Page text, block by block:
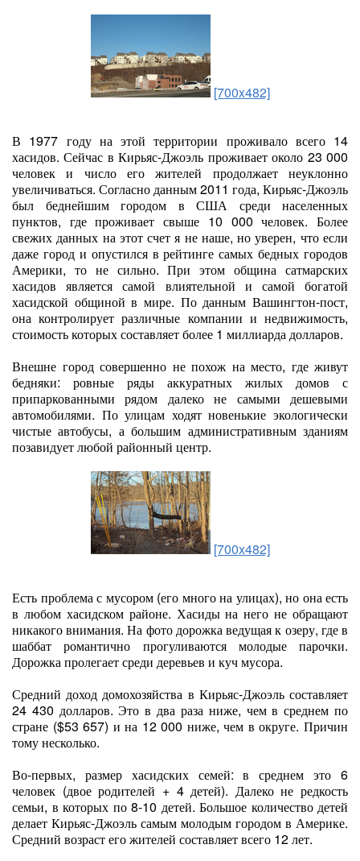
[700x482]
В 1977 году на этой территории проживало всего 14
хасидов. Сейчас в Кирьяс-Джоэль проживает около 23 000
человек и число его жителей продолжает неуклонно
увеличиваться. Согласно данным 2011 года, Кирьяс-Джоэль
был беднейшим городом в США среди населенных
пунктов, где проживает свыше 10 000 человек. Более
свежих данных на этот счет я не наше, но уверен, что если
даже город и опустился в рейтинге самых бедных городов
Америки, то не сильно. При этом община сатмарских
хасидов является самой влиятельной и самой богатой
хасидской общиной в мире. По данным Вашингтон-пост,
она контролирует различные компании и недвижимость,
стоимость которых составляет более 1 миллиарда долларов.
Внешне город совершенно не похож на место, где живут
бедняки: ровные ряды аккуратных жилых домов с
припаркованными рядом далеко не самыми дешевыми
автомобилями. По улицам ходят новенькие экологически
чистые автобусы, а большим административным зданиям
позавидует любой районный центр.
[700x482]
Есть проблема с мусором (его много на улицах), но она есть
в любом хасидском районе. Хасиды на него не обращают
никакого внимания. На фото дорожка ведущая к озеру, где в
шаббат романтично прогуливаются молодые парочки.
Дорожка пролегает среди деревьев и куч мусора.
Средний доход домохозяйства в Кирьяс-Джоэль составляет
24 430 долларов. Это в два раза ниже, чем в среднем по
стране ($53 657) и на 12 000 ниже, чем в округе. Причин
тому несколько.
Во-первых, размер хасидских семей: в среднем это 6
человек (двое родителей + 4 детей). Далеко не редкость
семьи, в которых по 8-10 детей. Большое количество детей
делает Кирьяс-Джоэль самым молодым городом в Америке.
Средний возраст его жителей составляет всего 12 лет.